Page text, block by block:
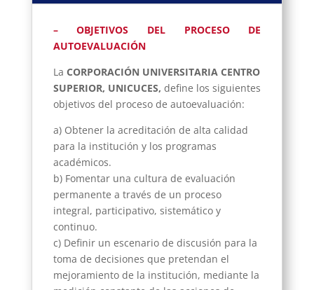
– OBJETIVOS DEL PROCESO DE
AUTOEVALUACIÓN
La CORPORACIÓN UNIVERSITARIA CENTRO
SUPERIOR, UNICUCES, define los siguientes
objetivos del proceso de autoevaluación:
a) Obtener la acreditación de alta calidad
para la institución y los programas
académicos.
b) Fomentar una cultura de evaluación
permanente a través de un proceso
integral, participativo, sistemático y
continuo.
c) Definir un escenario de discusión para la
toma de decisiones que pretendan el
mejoramiento de la institución, mediante la